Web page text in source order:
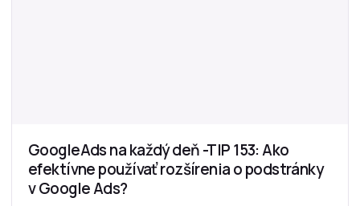
GoogleAds na každý deň -TIP 153: Ako
efektívne používať rozšírenia o podstránky
v Google Ads?